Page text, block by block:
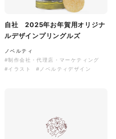
株式会社三共様 ドリップコー
ヒーパッケージ
ノベルティ
#産業廃棄物処理業
自社 2025年お年賀用オリジナ
ルデザインプリングルズ
ノベルティ
#制作会社・代理店・マーケティング
#イラスト
#ノベルティデザイン